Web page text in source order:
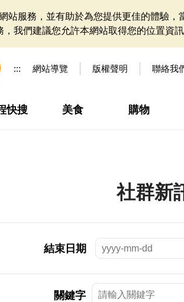
站服務，並有助於為您提供更佳的體驗，
我們建議您允許本網站取得您的位置資
::: 網站導覽 版權聲明 聯絡我
快搜 美食 購物
社群新
結束日期
關鍵字